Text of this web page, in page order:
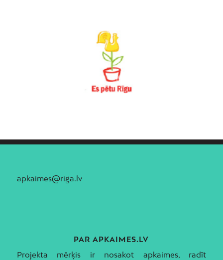
apkaimes@riga.lv
PAR APKAIMES.LV
Projekta mērķis ir nosakot apkaimes, radīt